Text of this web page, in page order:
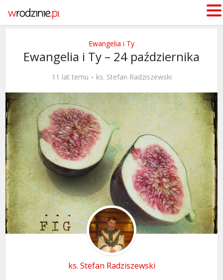
Ewangelia i Ty
Ewangelia i Ty – 24 października
11 lat temu ks. Stefan Radziszewski
ks. Stefan Radziszewski